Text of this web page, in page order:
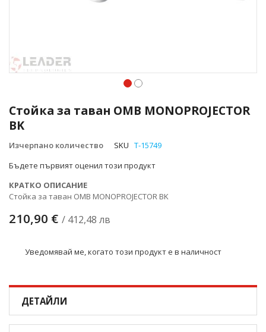
Стойка за таван OMB MONOPROJECTOR
BK
Изчерпано количество SKU T-15749
Бъдете първият оценил този продукт
КРАТКО ОПИСАНИЕ
Стойка за таван OMB MONOPROJECTOR BK
210,90 € / 412,48 лв
Уведомявай ме, когато този продукт е в наличност
към
началото
на
галерия
снимки
ДЕТАЙЛИ